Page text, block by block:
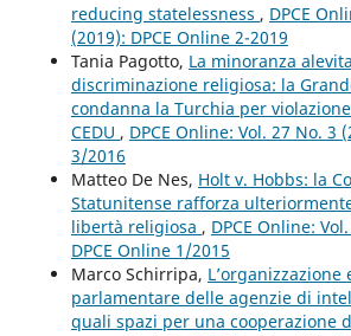
reducing statelessness , DPCE
(2019): DPCE Online 2-2019
Tania Pagotto, La minoranza
discriminazione religiosa: la
condanna la Turchia per
CEDU , DPCE Online: Vol. 27 No. 3
3/2016
Matteo De Nes, Holt v. Hobbs: la
Statunitense rafforza
libertà religiosa , DPCE Online:
DPCE Online 1/2015
Marco Schirripa,
parlamentare delle agenzie di
quali spazi per una cooperazione